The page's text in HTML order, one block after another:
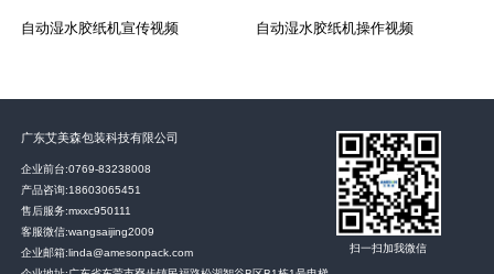
自动湿水胶纸机宣传视频 自动湿水胶纸机操作视频
广东艾美森包装科技有限公司
企业前台:0769-83238008
产品咨询:18603065451
售后服务:mxxc950111
客服微信:wangsaijing2009
企业邮箱:linda@amesonpack.com
扫一扫加我微信